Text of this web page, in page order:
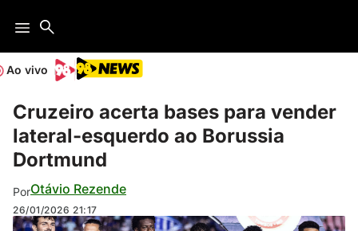
Ao vivo
Cruzeiro acerta bases para vender
lateral-esquerdo ao Borussia
Dortmund
PorOtávio Rezende
26/01/2026 21:17